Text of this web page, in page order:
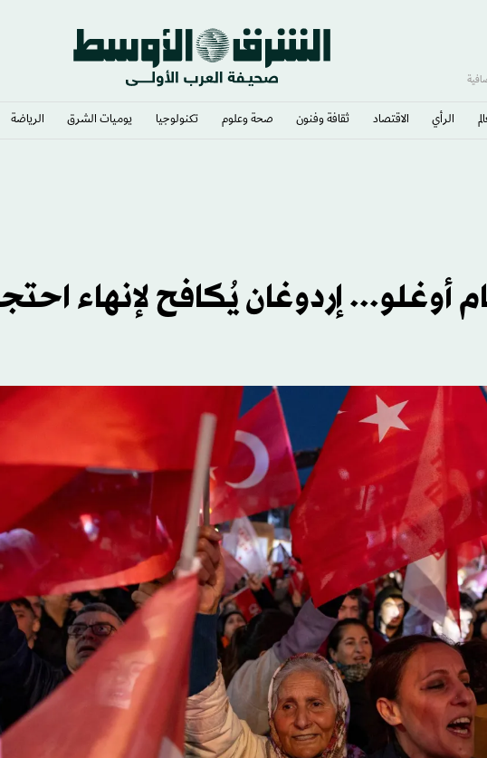
الرأي الاقتصاد ثقافة وفنون صحة وعلوم تكنولوجيا يوميات الشرق​ الرياضة
إردوغان يُكافح لإنهاء